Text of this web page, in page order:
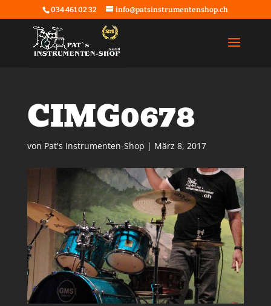
034 461 02 32 info@patsinstrumentenshop.ch
CIMG0678
von Pat's Instrumenten-Shop | März 8, 2017